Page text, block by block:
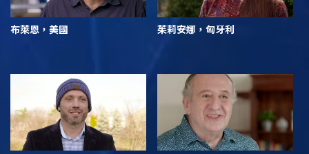
布萊恩，美國 茱莉安娜，匈牙利